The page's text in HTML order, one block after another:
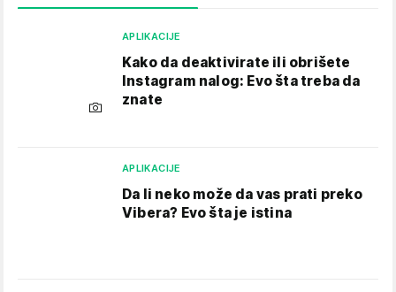
APLIKACIJE
Kako da deaktivirate ili obrišete
Instagram nalog: Evo šta treba da
znate
APLIKACIJE
Da li neko može da vas prati preko
Vibera? Evo šta je istina